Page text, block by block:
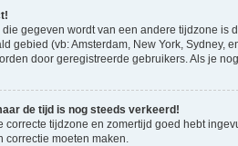
gegeven wordt van een andere tijdzone
gebied (vb: Amsterdam, New York, Sydney,
door geregistreerde gebruikers. Als je
de tijd is nog steeds verkeerd!
correcte tijdzone en zomertijd goed hebt
moeten maken.